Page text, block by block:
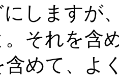
しますが
。それを含
含めて、よ